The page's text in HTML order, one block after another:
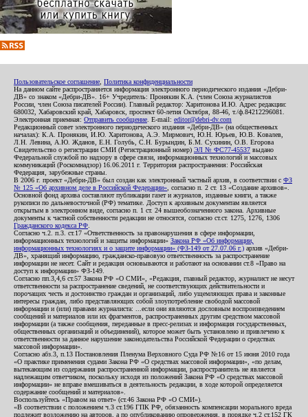
Пользовательское соглашение Политика конфиденциальности
На данном сайте распространяется информация электронного периодического издания «Дебри-
ДВ» со знаком «Дебри-ДВ». 16+ Учредитель: Пронякин К.А. (член Союза журналистов
России, член Союза писателей России). Главный редактор: Харитонова И.Ю. Адрес редакции:
680032, Хабаровский край, Хабаровск, проспект 60-летия Октября, 88-46, т./ф.84212296081.
Электронная приемная: Отправить сообщение . E-mail: editor@debri-dv.com
Редакционный совет электронного периодического издания «Дебри-ДВ» (на общественных
началах): К.А. Пронякин, И.Ю. Харитонова, А.Э. Мирмович, Ю.Н. Юрьев, Ю.В. Ковалев,
Л.Н. Левина, А.Ю. Жданов, Е.Н. Голубь, С.Н. Бурындин, Б.М. Сухинин, О.В. Егорова
Свидетельство о регистрации СМИ (Регистрационный номер) ЭЛ № ФС77-45537 выдано
Федеральной службой по надзору в сфере связи, информационных технологий и массовых
коммуникаций (Роскомнадзор) 16.06.2011 г. Территория распространения: Российская
Федерация, зарубежные страны.
В 2006 г. проект «Дебри-ДВ» был создан как электронный частный архив, в соответствии с ФЗ
№ 125 «Об архивном деле в Российской Федерации» , согласно п. 2 ст. 13 «Создание архивов».
Основной фонд архива составляют публикации газет и журналов, изданные книги, а также
рукописи по дальневосточной (РФ) тематике. Доступ к архивным документам является
открытым в электронном виде, согласно п. 1 ст. 24 вышеобозначенного закона. Архивные
документы к частной собственности редакции не относятся, согласно ст.ст. 1275, 1276, 1306
Гражданского кодекса РФ
Согласно ч.2. п.3. ст.17 «Ответственность за правонарушения в сфере информации,
информационных технологий и защиты информации» Закона РФ «Об информации,
информационных технологиях и о защите информации» (ФЗ-149 от 27.07.06 г.) архив «Дебри-
ДВ», хранящий информацию, гражданско-правовую ответственность за распространение
информации не несет. Сайт и редакция основываются и работают на основании ст.8 «Право на
доступ к информации» ФЗ-149.
Согласно пп.3,4,6 ст.57 Закона РФ «О СМИ», «Редакция, главный редактор, журналист не несут
ответственности за распространение сведений, не соответствующих действительности и
порочащих честь и достоинство граждан и организаций, либо ущемляющих права и законные
интересы граждан, либо представляющих собой злоупотребление свободой массовой
информации и (или) правами журналиста: ...если они являются дословным воспроизведением
сообщений и материалов или их фрагментов, распространенных другим средством массовой
информации (а также сообщения, переданные в пресс-релизах и информация государственных,
общественных организаций и объединений), которое может быть установлено и привлечено к
ответственности за данное нарушение законодательства Российской Федерации о средствах
массовой информации».
Согласно абз.3, п.13 Постановления Пленума Верховного Суда РФ №16 от 15 июня 2010 года
«О практике применения судами Закона РФ «О средствах массовой информации», «по делам,
вытекающим из содержания распространенной информации, распространитель не является
надлежащим ответчиком, поскольку исходя из положений Закона РФ «О средствах массовой
информации» не вправе вмешиваться в деятельность редакции, в ходе которой определяется
содержание сообщений и материалов».
Воспользуйтесь «Правом на ответ» (ст.46 Закона РФ «О СМИ»).
«В соответствии с положением ч.3 ст.196 ГПК РФ, обязанность компенсации морального вреда
подлежит возложению на авторов, а по опубликованию опровержения, в порядке ч.2 ст.152 ГК